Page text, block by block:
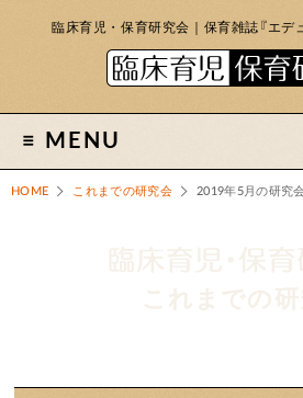
臨床育児・保育研究会｜保育雑誌『エデ
MENU
HOME これまでの研究会 2019年5月の研究